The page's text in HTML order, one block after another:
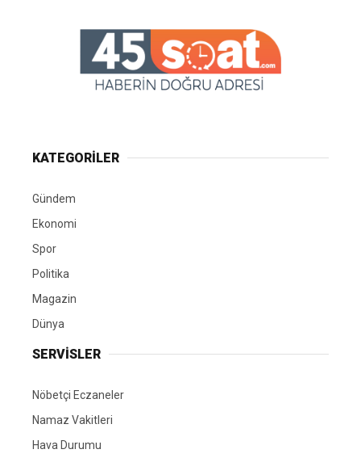
KATEGORİLER
Gündem
Ekonomi
Spor
Politika
Magazin
Dünya
SERVİSLER
Nöbetçi Eczaneler
Namaz Vakitleri
Hava Durumu